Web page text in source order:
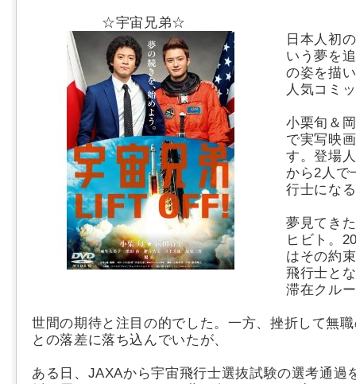
☆宇宙兄弟☆
日本人初
いう夢を
の姿を描
人気コミ
小栗旬＆
で実写映
す。登場
から2人で
行士にな
夢見てき
ヒビト。
はその約
飛行士と
滞在クル
世間の期待と注目の的でした。 一方、挫折して無
との落差に落ち込んでいたが、
ある日、JAXAから宇宙飛行士選抜試験の選考通過